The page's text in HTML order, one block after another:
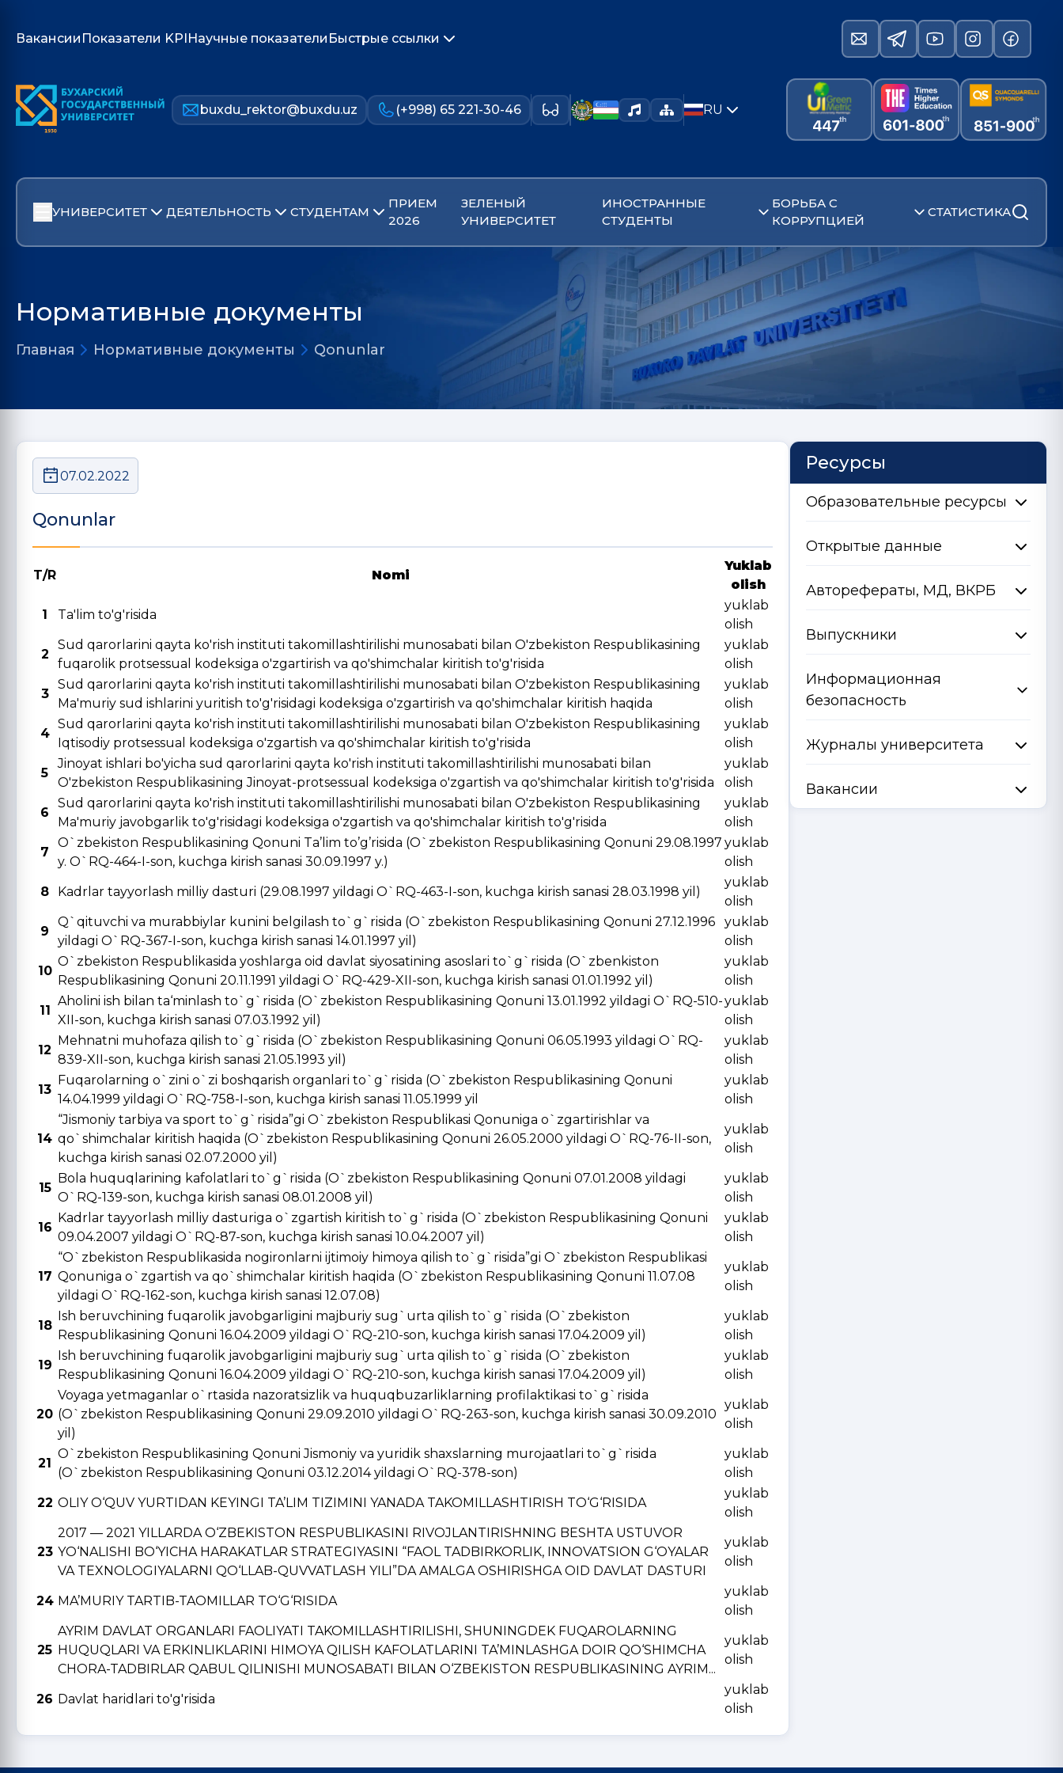
Вакансии Показатели KPIНаучные показатели Быстрые ссылки
buxdu_rektor@buxdu.uz (+998) 65 221-30-46 RU
УНИВЕРСИТЕТ ДЕЯТЕЛЬНОСТЬ СТУДЕНТАМ
ПРИЕМ
2026
ЗЕЛЕНЫЙ
УНИВЕРСИТЕТ
ИНОСТРАННЫЕ
СТУДЕНТЫ
БОРЬБА С
КОРРУПЦИЕЙ
СТАТИСТИКА
Нормативные документы
Главная Нормативные документы Qonunlar
07.02.2022
Qonunlar
T/R Nomi
Yuklab
olish
1
Ta'lim to'g'risida
yuklab
olish
2
Sud qarorlarini qayta ko'rish instituti takomillashtirilishi munosabati bilan O'zbekiston Respublikasining
fuqarolik protsessual kodeksiga o'zgartirish va qo'shimchalar kiritish to'g'risida
yuklab
olish
3
Sud qarorlarini qayta ko'rish instituti takomillashtirilishi munosabati bilan O'zbekiston Respublikasining
Ma'muriy sud ishlarini yuritish to'g'risidagi kodeksiga o'zgartirish va qo'shimchalar kiritish haqida
yuklab
olish
4
Sud qarorlarini qayta ko'rish instituti takomillashtirilishi munosabati bilan O'zbekiston Respublikasining
Iqtisodiy protsessual kodeksiga o'zgartish va qo'shimchalar kiritish to'g'risida
yuklab
olish
5
Jinoyat ishlari bo'yicha sud qarorlarini qayta ko'rish instituti takomillashtirilishi munosabati bilan
O'zbekiston Respublikasining Jinoyat-protsessual kodeksiga o'zgartish va qo'shimchalar kiritish to'g'risida
yuklab
olish
6
Sud qarorlarini qayta ko'rish instituti takomillashtirilishi munosabati bilan O'zbekiston Respublikasining
Ma'muriy javobgarlik to'g'risidagi kodeksiga o'zgartish va qo'shimchalar kiritish to'g'risida
yuklab
olish
7
O`zbekiston Respublikasining Qonuni Ta’lim to’g’risida (O`zbekiston Respublikasining Qonuni 29.08.1997
y. O`RQ-464-I-son, kuchga kirish sanasi 30.09.1997 y.)
yuklab
olish
8
Kadrlar tayyorlash milliy dasturi (29.08.1997 yildagi O`RQ-463-I-son, kuchga kirish sanasi 28.03.1998 yil)
yuklab
olish
9
Q`qituvchi va murabbiylar kunini belgilash to`g`risida (O`zbekiston Respublikasining Qonuni 27.12.1996
yildagi O`RQ-367-I-son, kuchga kirish sanasi 14.01.1997 yil)
yuklab
olish
10
O`zbekiston Respublikasida yoshlarga oid davlat siyosatining asoslari to`g`risida (O`zbenkiston
Respublikasining Qonuni 20.11.1991 yildagi O`RQ-429-XII-son, kuchga kirish sanasi 01.01.1992 yil)
yuklab
olish
11
Aholini ish bilan ta‘minlash to`g`risida (O`zbekiston Respublikasining Qonuni 13.01.1992 yildagi O`RQ-510-
XII-son, kuchga kirish sanasi 07.03.1992 yil)
yuklab
olish
12
Mehnatni muhofaza qilish to`g`risida (O`zbekiston Respublikasining Qonuni 06.05.1993 yildagi O`RQ-
839-XII-son, kuchga kirish sanasi 21.05.1993 yil)
yuklab
olish
13
Fuqarolarning o`zini o`zi boshqarish organlari to`g`risida (O`zbekiston Respublikasining Qonuni
14.04.1999 yildagi O`RQ-758-I-son, kuchga kirish sanasi 11.05.1999 yil
yuklab
olish
14
“Jismoniy tarbiya va sport to`g`risida”gi O`zbekiston Respublikasi Qonuniga o`zgartirishlar va
qo`shimchalar kiritish haqida (O`zbekiston Respublikasining Qonuni 26.05.2000 yildagi O`RQ-76-II-son,
kuchga kirish sanasi 02.07.2000 yil)
yuklab
olish
15
Bola huquqlarining kafolatlari to`g`risida (O`zbekiston Respublikasining Qonuni 07.01.2008 yildagi
O`RQ-139-son, kuchga kirish sanasi 08.01.2008 yil)
yuklab
olish
16
Kadrlar tayyorlash milliy dasturiga o`zgartish kiritish to`g`risida (O`zbekiston Respublikasining Qonuni
09.04.2007 yildagi O`RQ-87-son, kuchga kirish sanasi 10.04.2007 yil)
yuklab
olish
17
“O`zbekiston Respublikasida nogironlarni ijtimoiy himoya qilish to`g`risida”gi O`zbekiston Respublikasi
Qonuniga o`zgartish va qo`shimchalar kiritish haqida (O`zbekiston Respublikasining Qonuni 11.07.08
yildagi O`RQ-162-son, kuchga kirish sanasi 12.07.08)
yuklab
olish
18
Ish beruvchining fuqarolik javobgarligini majburiy sug`urta qilish to`g`risida (O`zbekiston
Respublikasining Qonuni 16.04.2009 yildagi O`RQ-210-son, kuchga kirish sanasi 17.04.2009 yil)
yuklab
olish
19
Ish beruvchining fuqarolik javobgarligini majburiy sug`urta qilish to`g`risida (O`zbekiston
Respublikasining Qonuni 16.04.2009 yildagi O`RQ-210-son, kuchga kirish sanasi 17.04.2009 yil)
yuklab
olish
20
Voyaga yetmaganlar o`rtasida nazoratsizlik va huquqbuzarliklarning profilaktikasi to`g`risida
(O`zbekiston Respublikasining Qonuni 29.09.2010 yildagi O`RQ-263-son, kuchga kirish sanasi 30.09.2010
yil)
yuklab
olish
21
O`zbekiston Respublikasining Qonuni Jismoniy va yuridik shaxslarning murojaatlari to`g`risida
(O`zbekiston Respublikasining Qonuni 03.12.2014 yildagi O`RQ-378-son)
yuklab
olish
22 OLIY O‘QUV YURTIDAN KЕYINGI TA’LIM TIZIMINI YANADA TAKOMILLASHTIRISH TO‘G‘RISIDA
yuklab
olish
23
2017 — 2021 YILLARDA O‘ZBЕKISTON RЕSPUBLIKASINI RIVOJLANTIRISHNING BЕSHTA USTUVOR
YO‘NALISHI BO‘YICHA HARAKATLAR STRATЕGIYASINI “FAOL TADBIRKORLIK, INNOVATSION G‘OYALAR
VA TЕXNOLOGIYALARNI QO‘LLAB-QUVVATLASH YILI”DA AMALGA OSHIRISHGA OID DAVLAT DASTURI
yuklab
olish
24 MA’MURIY TARTIB-TAOMILLAR TO‘G‘RISIDA
yuklab
olish
25
AYRIM DAVLAT ORGANLARI FAOLIYATI TAKOMILLASHTIRILISHI, SHUNINGDЕK FUQAROLARNING
HUQUQLARI VA ERKINLIKLARINI HIMOYA QILISH KAFOLATLARINI TA’MINLASHGA DOIR QO‘SHIMCHA
CHORA-TADBIRLAR QABUL QILINISHI MUNOSABATI BILAN O‘ZBЕKISTON RЕSPUBLIKASINING AYRIM...
yuklab
olish
26 Davlat haridlari to'g'risida
yuklab
olish
Ресурсы
Образовательные ресурсы
Открытые данные
Авторефераты, МД, ВКРБ
Выпускники
Информационная
безопасность
Журналы университета
Вакансии